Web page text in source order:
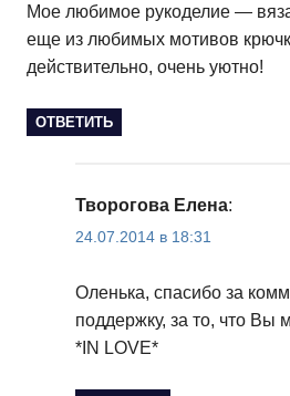
Мое любимое рукоделие —
еще из любимых мотивов
действительно, очень уютно!
ОТВЕТИТЬ
Творогова Елена:
24.07.2014 в 18:31
Оленька, спасибо за
поддержку, за то, что Вы
*IN LOVE*